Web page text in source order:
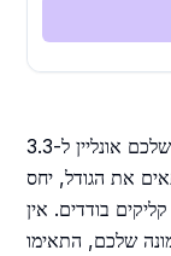
שנו גודל והמירו בקלות את התמונות שלכם אונליין ל-3.3x4.8 cm
את הגודל, יחס
בודדים. אין
שלכם, התאימו